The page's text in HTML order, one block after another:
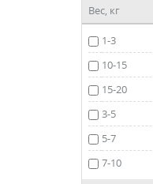
Вес, кг
1-3
10-15
15-20
3-5
5-7
7-10